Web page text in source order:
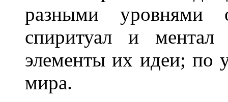
разными уровнями
спиритуал и
элементы их идеи; по
мира.